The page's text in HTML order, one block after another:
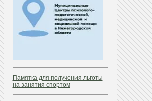
Памятка для получения льготы
на занятия спортом